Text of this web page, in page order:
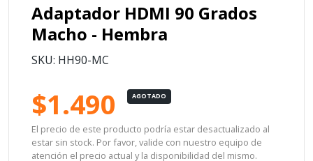
Adaptador HDMI 90 Grados
Macho - Hembra
SKU: HH90-MC
$1.490 AGOTADO
El precio de este producto podría estar desactualizado al
estar sin stock. Por favor, valide con nuestro equipo de
atención el precio actual y la disponibilidad del mismo.